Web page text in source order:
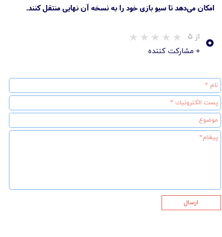
امکان می‌دهد تا سیو بازی خود را به نسخه آن نهایی منتقل کنند.
۰ از ۵
۰ مشارکت کننده
ارسال